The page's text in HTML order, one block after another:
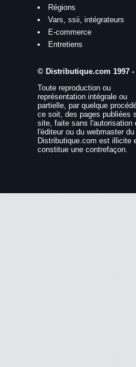
Régions
Vars, ssii, intégrateurs
E-commerce
Entretiens
© Distributique.com 1997 -
Toute reproduction ou
représentation intégrale ou
partielle, par quelque
ce soit, des pages publiées
site, faite sans l'autorisation
l'éditeur ou du webmaster
Distributique.com est illicite
constitue une contrefaçon.